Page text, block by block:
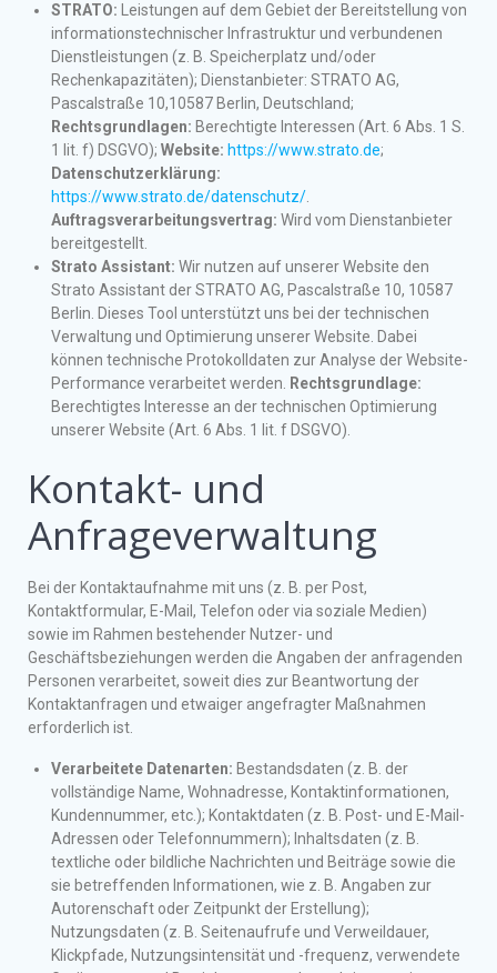
STRATO: Leistungen auf dem Gebiet der Bereitstellung von
informationstechnischer Infrastruktur und verbundenen
Dienstleistungen (z. B. Speicherplatz und/oder
Rechenkapazitäten); Dienstanbieter: STRATO AG,
Pascalstraße 10,10587 Berlin, Deutschland;
Rechtsgrundlagen: Berechtigte Interessen (Art. 6 Abs. 1 S.
1 lit. f) DSGVO); Website: https://www.strato.de;
Datenschutzerklärung:
https://www.strato.de/datenschutz/
Auftragsverarbeitungsvertrag: Wird vom Dienstanbieter
bereitgestellt.
Strato Assistant: Wir nutzen auf unserer Website den
Strato Assistant der STRATO AG, Pascalstraße 10, 10587
Berlin. Dieses Tool unterstützt uns bei der technischen
Verwaltung und Optimierung unserer Website. Dabei
können technische Protokolldaten zur Analyse der Website-
Performance verarbeitet werden.
Rechtsgrundlage:
Berechtigtes Interesse an der technischen Optimierung
unserer Website (Art. 6 Abs. 1 lit. f DSGVO).
Kontakt- und
Anfrageverwaltung
Bei der Kontaktaufnahme mit uns (z. B. per Post,
Kontaktformular, E-Mail, Telefon oder via soziale Medien)
sowie im Rahmen bestehender Nutzer- und
Geschäftsbeziehungen werden die Angaben der anfragenden
Personen verarbeitet, soweit dies zur Beantwortung der
Kontaktanfragen und etwaiger angefragter Maßnahmen
erforderlich ist.
Verarbeitete Datenarten: Bestandsdaten (z. B. der
vollständige Name, Wohnadresse, Kontaktinformationen,
Kundennummer, etc.); Kontaktdaten (z. B. Post- und E-Mail-
Adressen oder Telefonnummern); Inhaltsdaten (z. B.
textliche oder bildliche Nachrichten und Beiträge sowie die
sie betreffenden Informationen, wie z. B. Angaben zur
Autorenschaft oder Zeitpunkt der Erstellung);
Nutzungsdaten (z. B. Seitenaufrufe und Verweildauer,
Klickpfade, Nutzungsintensität und -frequenz, verwendete